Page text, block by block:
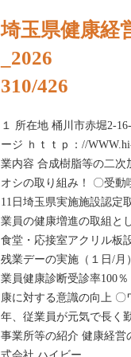
埼玉県健康経
_2026
310/426
１ 所在地 桶川市赤堀2-
ージ ｈｔｔｐ：//
業内容 合成樹脂等の二次
オシの取り組み！ 〇受動
11日埼玉県実施施設認定
業員の健康増進の取組と
食堂・応接室アクリル板
残業デーの実施（１日/月
業員健康診断受診率100
康に対する意識の向上 〇
年、従業員が元気で長く
事業所等の紹介 健康経営